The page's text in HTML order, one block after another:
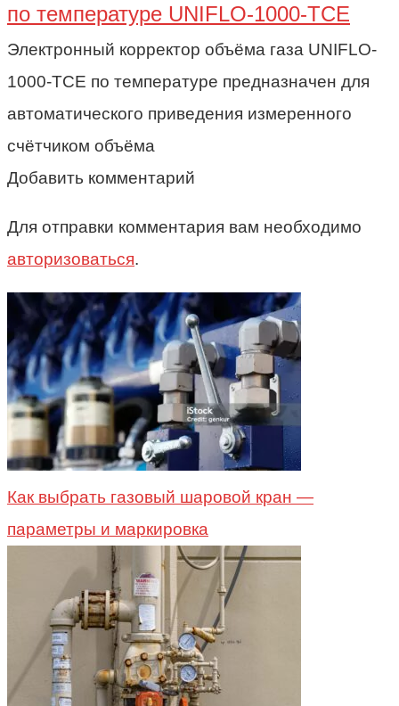
по температуре UNIFLO-1000-TCE
Электронный корректор объёма газа UNIFLO-
1000-TCE по температуре предназначен для
автоматического приведения измеренного
счётчиком объёма
Добавить комментарий
Для отправки комментария вам необходимо
авторизоваться.
Как выбрать газовый шаровой кран —
параметры и маркировка